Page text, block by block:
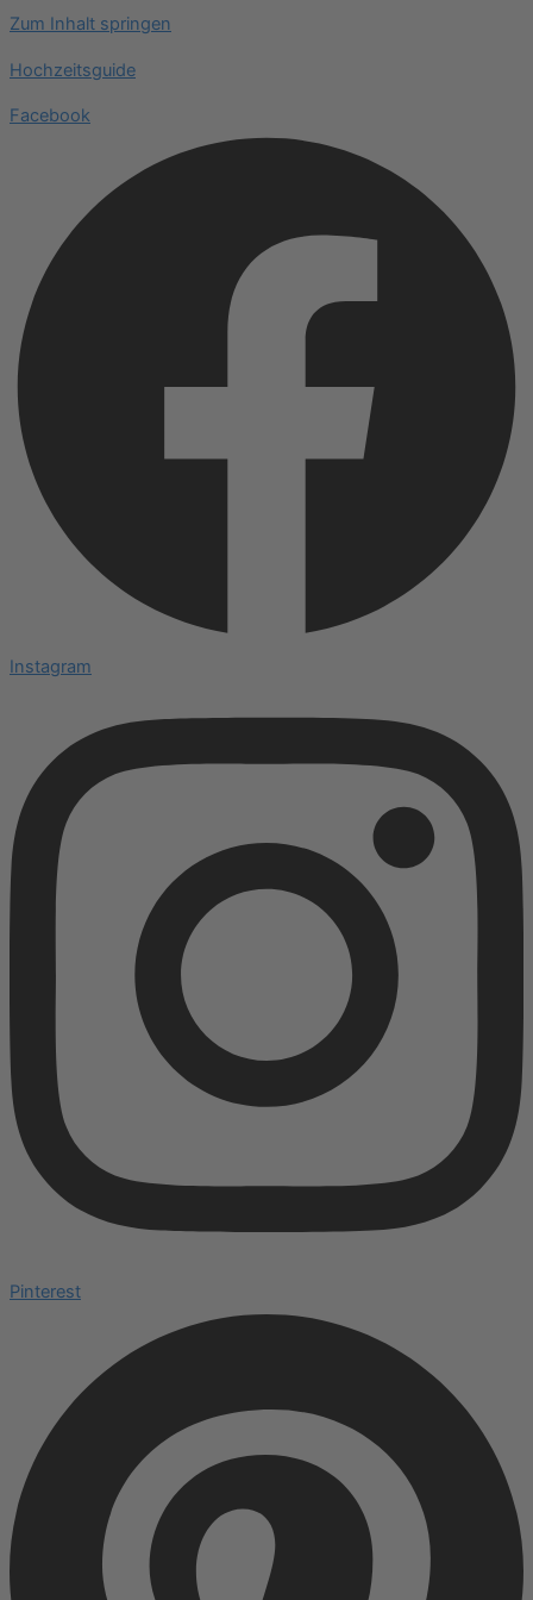
Zum Inhalt springen
Hochzeitsguide
Facebook
Instagram
Pinterest